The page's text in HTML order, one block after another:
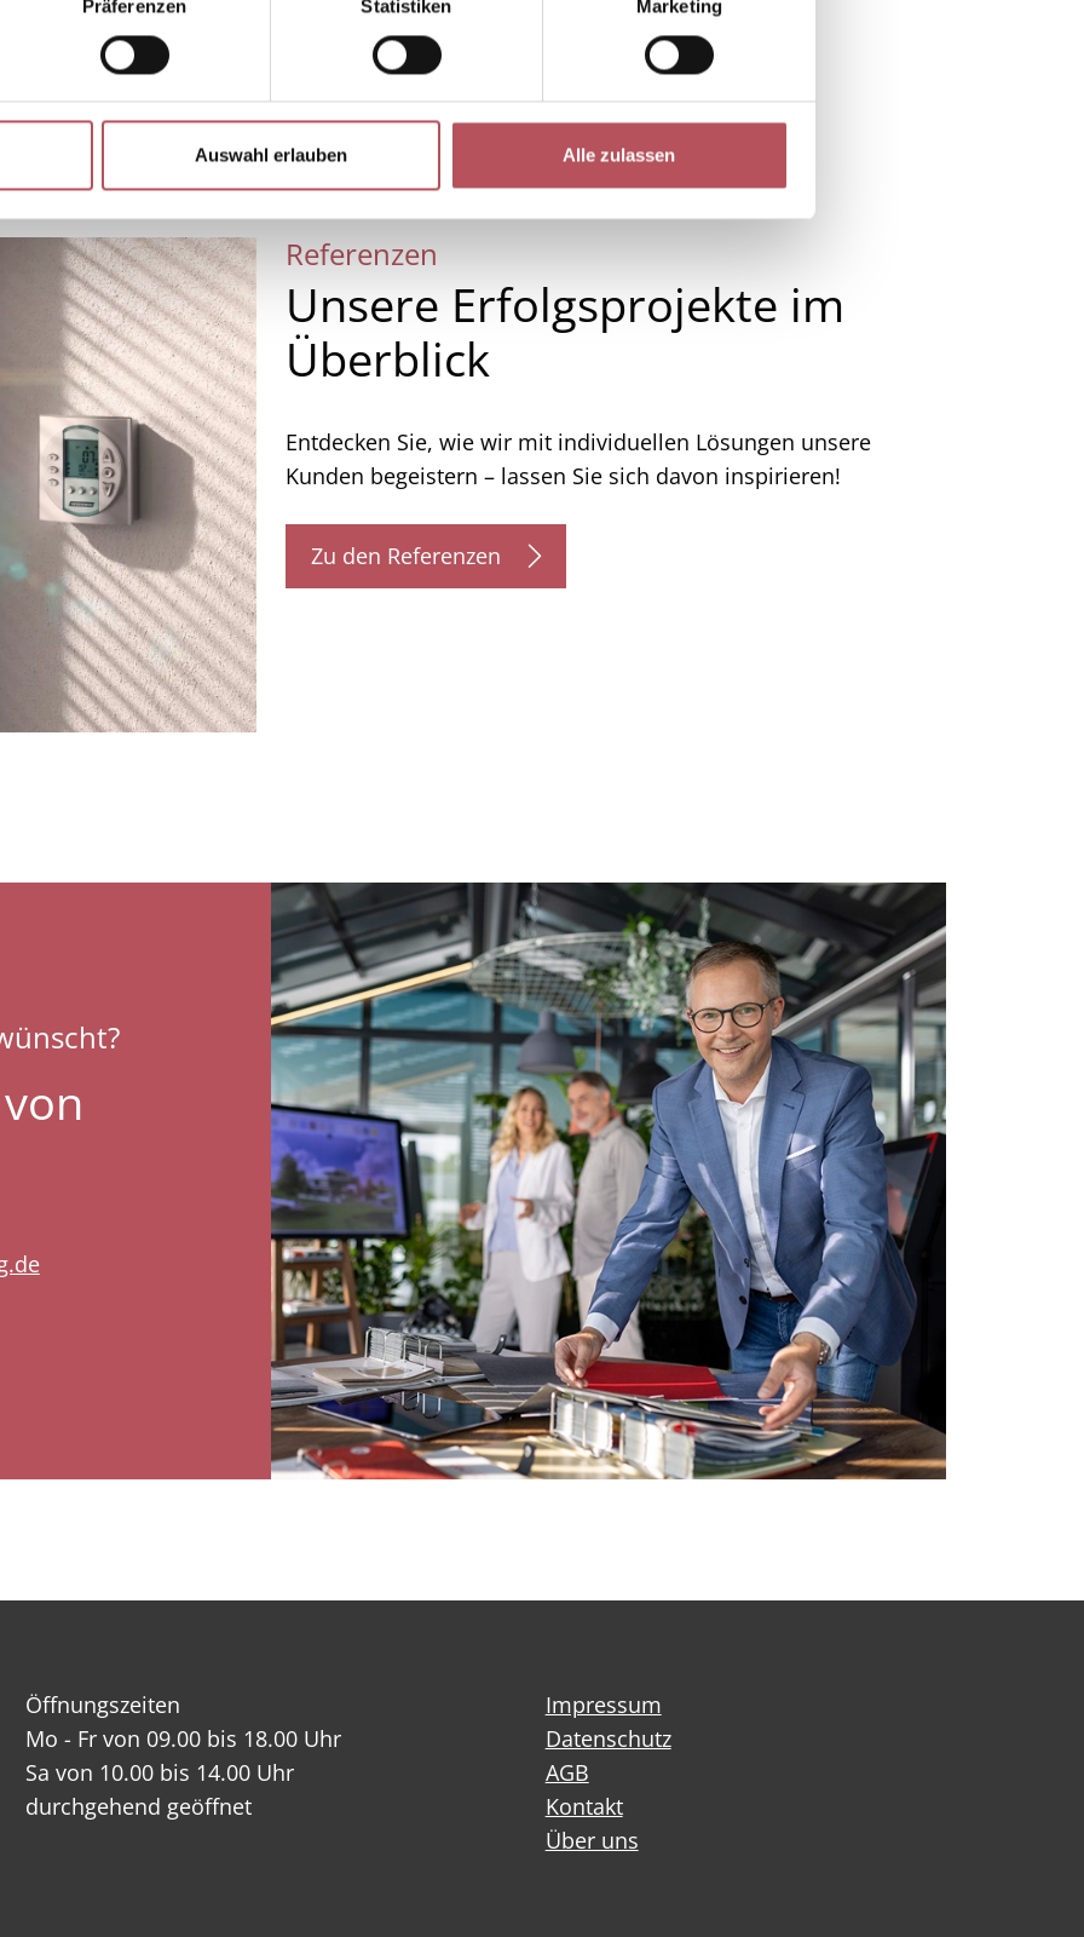
Präferenzen Statistiken Marketing
Auswahl erlauben Alle zulassen
Eisüberwachung schützt vor Schäden
am Sonnenschutz
Produktdetails
Referenzen
Unsere Erfolgsprojekte im
Überblick
Entdecken Sie, wie wir mit individuellen Lösungen unsere
Kunden begeistern – lassen Sie sich davon inspirieren!
Zu den Referenzen
Öffnungszeiten
Mo - Fr von 09.00 bis 18.00 Uhr
Sa von 10.00 bis 14.00 Uhr
durchgehend geöffnet
Impressum
Datenschutz
AGB
Kontakt
Über uns